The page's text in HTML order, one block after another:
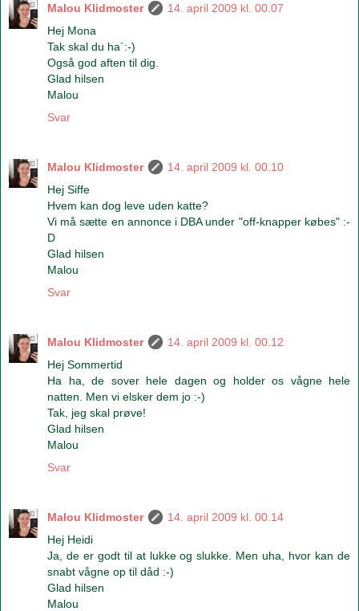
Malou Klidmoster
14. april 2009 kl. 00.07
Hej Mona
Tak skal du ha´:-)
Også god aften til dig.
Glad hilsen
Malou
Svar
Malou Klidmoster
14. april 2009 kl. 00.10
Hej Siffe
Hvem kan dog leve uden katte?
Vi må sætte en annonce i DBA under "off-knapper købes" :-
D
Glad hilsen
Malou
Svar
Malou Klidmoster
14. april 2009 kl. 00.12
Hej Sommertid
Ha ha, de sover hele dagen og holder os vågne hele
natten. Men vi elsker dem jo :-)
Tak, jeg skal prøve!
Glad hilsen
Malou
Svar
Malou Klidmoster
14. april 2009 kl. 00.14
Hej Heidi
Ja, de er godt til at lukke og slukke. Men uha, hvor kan de
snabt vågne op til dåd :-)
Glad hilsen
Malou